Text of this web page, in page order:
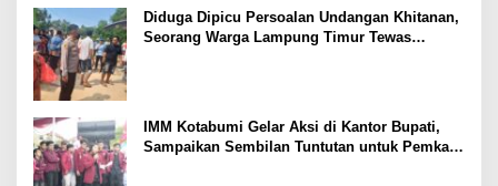
Diduga Dipicu Persoalan Undangan Khitanan,
Seorang Warga Lampung Timur Tewas
IMM Kotabumi Gelar Aksi di Kantor Bupati,
Sampaikan Sembilan Tuntutan untuk Pemkab